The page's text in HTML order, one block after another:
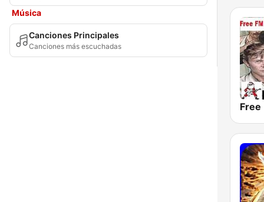
Música
Canciones Principales
Canciones más escuchadas
Free